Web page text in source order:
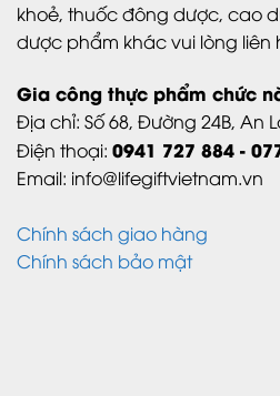
khoẻ, thuốc đông dược, cao
dược phẩm khác vui lòng liên
Gia công thực phẩm chức
Địa chỉ: Số 68, Đường 24B, An
Điện thoại: 0941 727 884 -
Email: info@lifegiftvietnam.vn
Chính sách giao hàng
Chính sách bảo mật